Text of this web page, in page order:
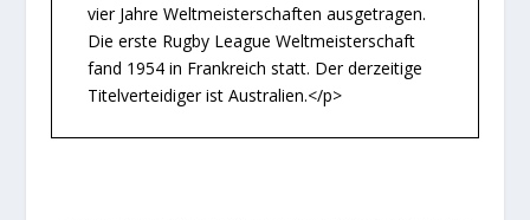
vier Jahre Weltmeisterschaften ausgetragen.
Die erste Rugby League Weltmeisterschaft
fand 1954 in Frankreich statt. Der derzeitige
Titelverteidiger ist Australien.</p>